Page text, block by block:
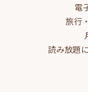
電
旅行
読み放題